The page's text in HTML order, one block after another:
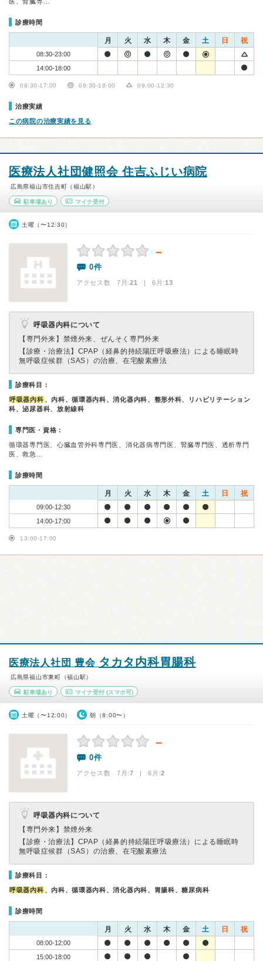
診療時間
月 火 水 木 金 土 日 祝
08:30-23:00
14:00-18:00
08:30-17:00 08:30-18:00 09:00-12:30
治療実績
この病院の治療実績を見る
医療法人社団健照会 住吉ふじい病院
広島県福山市住吉町（福山駅）
駐車場あり マイナ受付
土曜（〜12:30）
－
0件
アクセス数 7月:21 | 6月:13
呼吸器内科について
【専門外来】 禁煙外来、ぜんそく専門外来
【診療・治療法】 CPAP（経鼻的持続陽圧呼吸療法）による睡眠時
無呼吸症候群（SAS）の治療、在宅酸素療法
診療科目：
呼吸器内科 、内科、循環器内科、消化器内科、整形外科、リハビリテーション
科、泌尿器科、放射線科
専門医・資格：
循環器専門医、心臓血管外科専門医、消化器病専門医、腎臓専門医、透析専門
医、救急…
診療時間
月 火 水 木 金 土 日 祝
09:00-12:30
14:00-17:00
13:00-17:00
医療法人社団 豊会 タカタ内科胃腸科
広島県福山市東町（福山駅）
駐車場あり マイナ受付(スマホ可)
土曜（〜12:00） 朝（8:00〜）
－
0件
アクセス数 7月:7 | 6月:2
呼吸器内科について
【専門外来】 禁煙外来
【診療・治療法】 CPAP（経鼻的持続陽圧呼吸療法）による睡眠時
無呼吸症候群（SAS）の治療、在宅酸素療法
診療科目：
呼吸器内科 、内科、循環器内科、消化器内科、胃腸科、糖尿病科
診療時間
月 火 水 木 金 土 日 祝
08:00-12:00
15:00-18:00